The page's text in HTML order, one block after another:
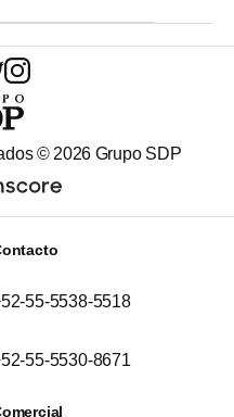
© 2026 Grupo SDP
55-5538-5518
55-5530-8671